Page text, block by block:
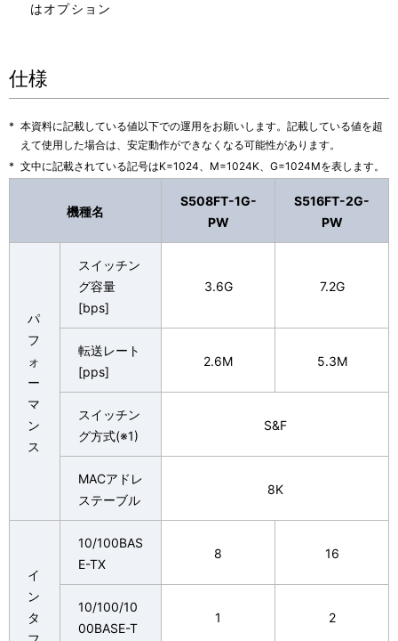
はオプション
仕様
* 本資料に記載している値以下での運用をお願いします。記載している値を超
えて使用した場合は、安定動作ができなくなる可能性があります。
* 文中に記載されている記号はK=1024、M=1024K、G=1024Mを表します。
機種名
S508FT-1G-
PW
S516FT-2G-
PW
パ
フ
ォ
ー
マ
ン
ス
スイッチン
グ容量
[bps]
3.6G 7.2G
転送レート
[pps]
2.6M 5.3M
スイッチン
グ方式(※1)
S&F
MACアドレ
ステーブル
8K
イ
ン
タ
10/100BAS
E-TX
8 16
10/100/10
00BASE-T
1 2